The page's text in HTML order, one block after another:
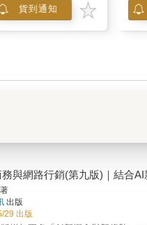
貨到通知
務與網路行銷(第九版)｜結合AI
著
出版
29 出版